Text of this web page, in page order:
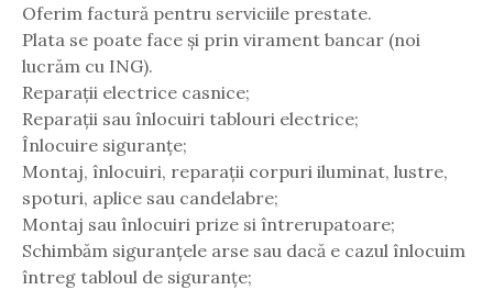
Oferim factură pentru serviciile prestate.
Plata se poate face și prin virament bancar (noi
lucrăm cu ING).
Reparații electrice casnice;
Reparații sau înlocuiri tablouri electrice;
Înlocuire siguranțe;
Montaj, înlocuiri, reparații corpuri iluminat, lustre,
spoturi, aplice sau candelabre;
Montaj sau înlocuiri prize si întrerupatoare;
Schimbăm siguranțele arse sau dacă e cazul înlocuim
întreg tabloul de siguranțe;